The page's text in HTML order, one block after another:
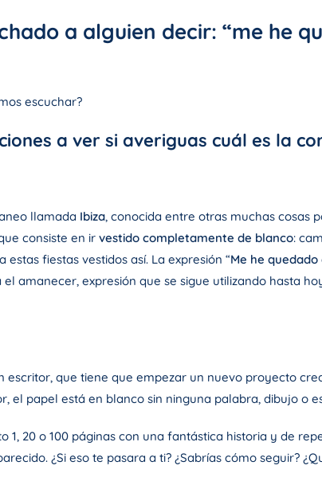
a alguien decir: “me he
escuchar?
a ver si averiguas cuál es la
llamada Ibiza, conocida entre otras muchas cosas
consiste en ir vestido completamente de blanco:
fiestas vestidos así. La expresión “Me he
amanecer, expresión que se sigue utilizando hasta
escritor, que tiene que empezar un nuevo proyecto
el papel está en blanco sin ninguna palabra, dibujo o
20 o 100 páginas con una fantástica historia y de
¿Si eso te pasara a ti? ¿Sabrías cómo seguir?